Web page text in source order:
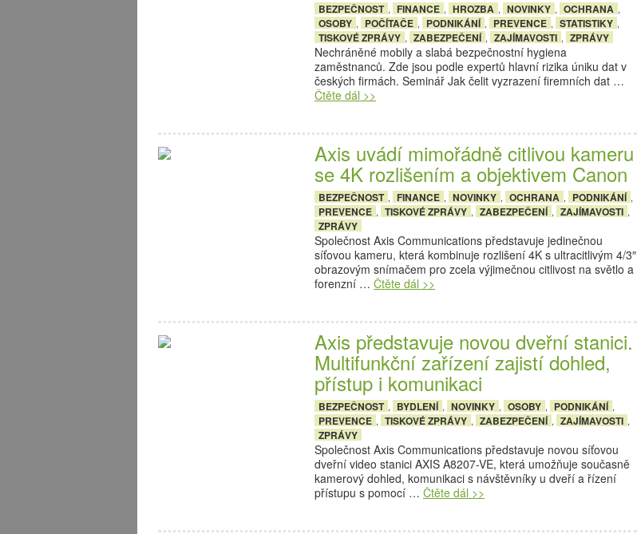
BEZPEČNOST , FINANCE , HROZBA , NOVINKY , OCHRANA ,
OSOBY , POČÍTAČE , PODNIKÁNÍ , PREVENCE , STATISTIKY ,
TISKOVÉ ZPRÁVY , ZABEZPEČENÍ , ZAJÍMAVOSTI , ZPRÁVY
Nechráněné mobily a slabá bezpečnostní hygiena
zaměstnanců. Zde jsou podle expertů hlavní rizika úniku dat v
českých firmách. Seminář Jak čelit vyzrazení firemních dat …
Čtěte dál >>
Axis uvádí mimořádně citlivou kameru
se 4K rozlišením a objektivem Canon
BEZPEČNOST , FINANCE , NOVINKY , OCHRANA , PODNIKÁNÍ ,
PREVENCE , TISKOVÉ ZPRÁVY , ZABEZPEČENÍ , ZAJÍMAVOSTI ,
ZPRÁVY
Společnost Axis Communications představuje jedinečnou
síťovou kameru, která kombinuje rozlišení 4K s ultracitlivým 4/3″
obrazovým snímačem pro zcela výjimečnou citlivost na světlo a
forenzní … Čtěte dál >>
Axis představuje novou dveřní stanici.
Multifunkční zařízení zajistí dohled,
přístup i komunikaci
BEZPEČNOST , BYDLENÍ , NOVINKY , OSOBY , PODNIKÁNÍ ,
PREVENCE , TISKOVÉ ZPRÁVY , ZABEZPEČENÍ , ZAJÍMAVOSTI ,
ZPRÁVY
Společnost Axis Communications představuje novou síťovou
dveřní video stanici AXIS A8207-VE, která umožňuje současně
kamerový dohled, komunikaci s návštěvníky u dveří a řízení
přístupu s pomocí … Čtěte dál >>